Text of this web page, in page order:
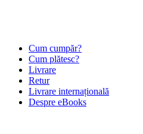
Cum cumpăr?
Cum plătesc?
Livrare
Retur
Livrare internațională
Despre eBooks